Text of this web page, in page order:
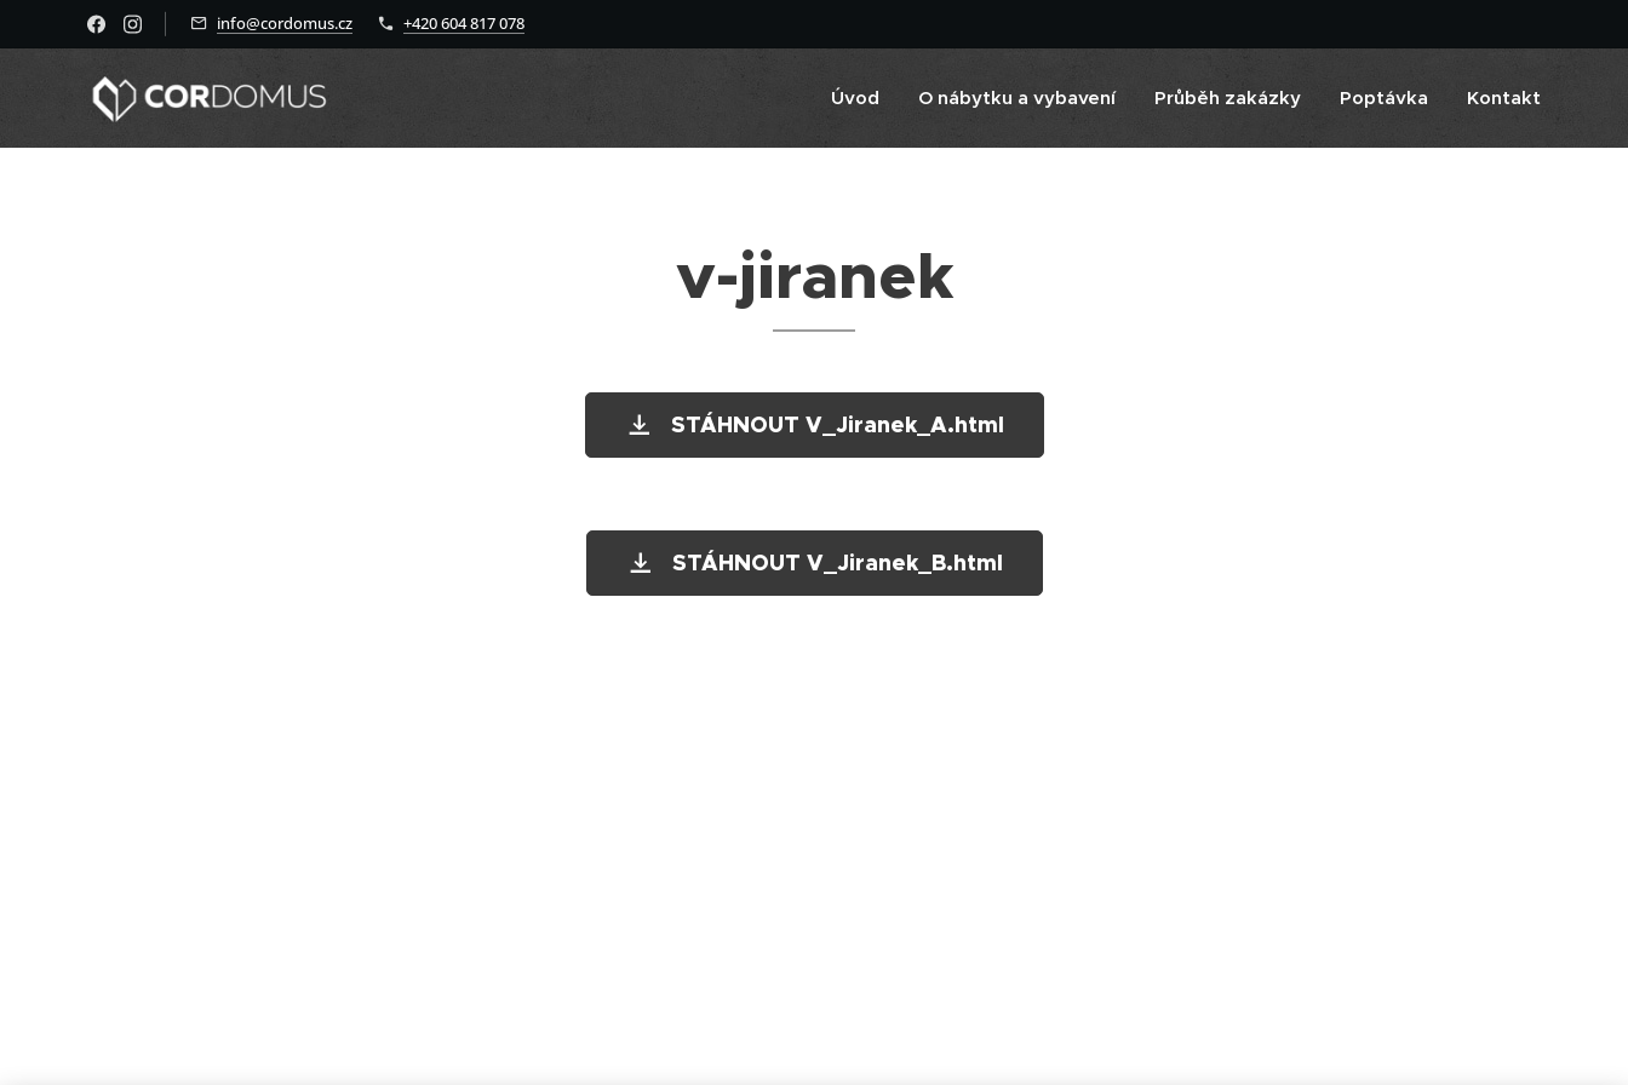
info@cordomus.cz +420 604 817 078
Úvod O nábytku a vybavení Průběh zakázky Poptávka Kontakt
v-jiranek
STÁHNOUT V_Jiranek_A.html
STÁHNOUT V_Jiranek_B.html